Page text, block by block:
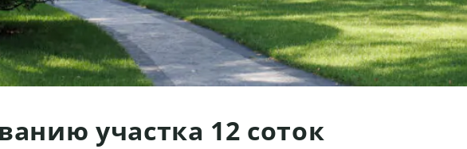
участка 12 соток